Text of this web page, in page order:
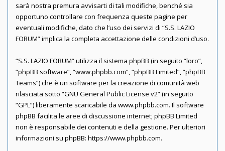
sarà nostra premura avvisarti di tali modifiche, benché sia
opportuno controllare con frequenza queste pagine per
eventuali modifiche, dato che l’uso dei servizi di “S.S. LAZIO
FORUM” implica la completa accettazione delle condizioni d’uso.
“S.S. LAZIO FORUM” utilizza il sistema phpBB (in seguito “loro”,
“phpBB software”, “www.phpbb.com”, “phpBB Limited”, “phpBB
Teams”) che è un software per la creazione di comunità web
rilasciata sotto “GNU General Public License v2” (in seguito
“GPL”) liberamente scaricabile da www.phpbb.com. Il software
phpBB facilita le aree di discussione internet; phpBB Limited
non è responsabile dei contenuti e della gestione. Per ulteriori
informazioni su phpBB: https://www.phpbb.com.